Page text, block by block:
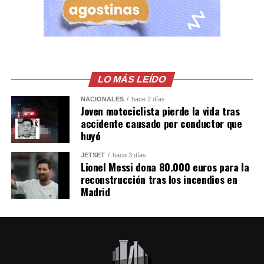
Vial, entre el 1 de enero y el 4 de agosto de 2026 se han
registrado 13,494 accidentes de tránsito, con 9,372
invasión de carril, el no respeto a las señales
prioritarias, no guardar la distancia de seguridad y la
velocidad inadecuada.
LO MÁS LEÍDO
NACIONALES hace 2 días
Joven motociclista pierde la vida tras
accidente causado por conductor que
huyó
JETSET hace 3 días
Lionel Messi dona 80.000 euros para la
reconstrucción tras los incendios en
Madrid